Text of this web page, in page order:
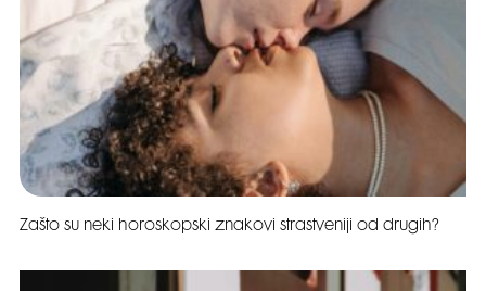
Zašto su neki horoskopski znakovi strastveniji od drugih?